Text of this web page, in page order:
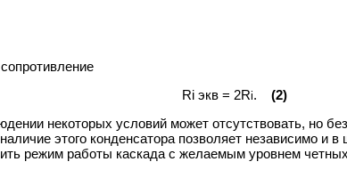
Ri экв= 2Ri.
(2)
некоторых условий может отсутствовать, но
этого конденсатора позволяет независимо
режим работы каскада с желаемым уровнем